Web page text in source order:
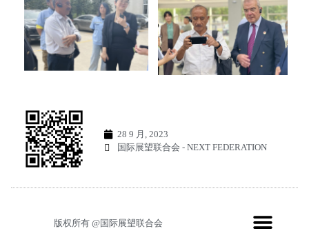
28 9 月, 2023
国际展望联合会 - NEXT FEDERATION
版权所有 @国际展望联合会